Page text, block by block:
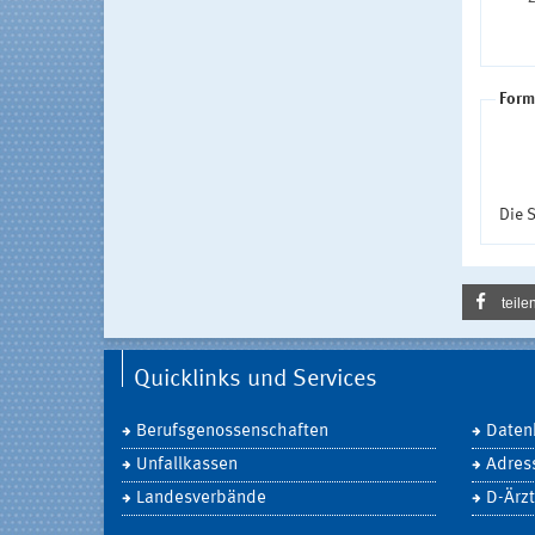
Die
Quicklinks und Services
Berufsgenossenschaften
Unfallkassen
Landesverbände
D-